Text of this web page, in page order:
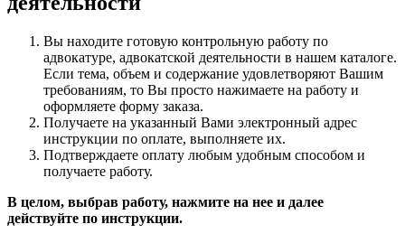
Вы находите готовую контрольную работу по
адвокатуре, адвокатской деятельности в нашем каталоге.
Если тема, объем и содержание удовлетворяют Вашим
требованиям, то Вы просто нажимаете на работу и
оформляете форму заказа.
Получаете на указанный Вами электронный адрес
инструкции по оплате, выполняете их.
Подтверждаете оплату любым удобным способом и
получаете работу.
В целом, выбрав работу, нажмите на нее и далее
действуйте по инструкции.